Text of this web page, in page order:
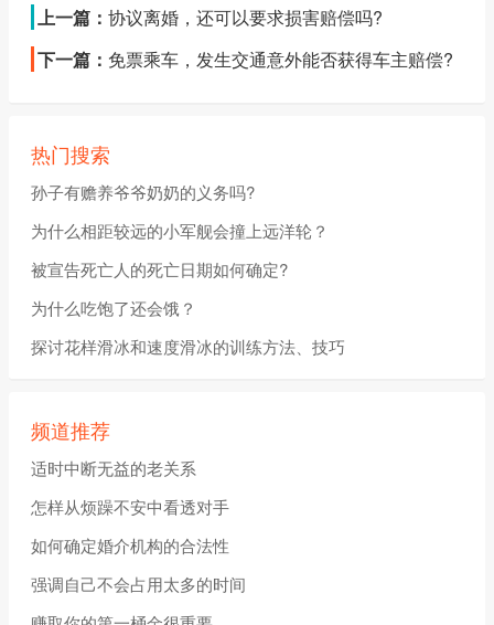
上一篇： 协议离婚，还可以要求损害赔偿吗?
下一篇： 免票乘车，发生交通意外能否获得车主赔偿?
热门搜索
孙子有赡养爷爷奶奶的义务吗?
为什么相距较远的小军舰会撞上远洋轮？
被宣告死亡人的死亡日期如何确定?
为什么吃饱了还会饿？
探讨花样滑冰和速度滑冰的训练方法、技巧
频道推荐
适时中断无益的老关系
怎样从烦躁不安中看透对手
如何确定婚介机构的合法性
强调自己不会占用太多的时间